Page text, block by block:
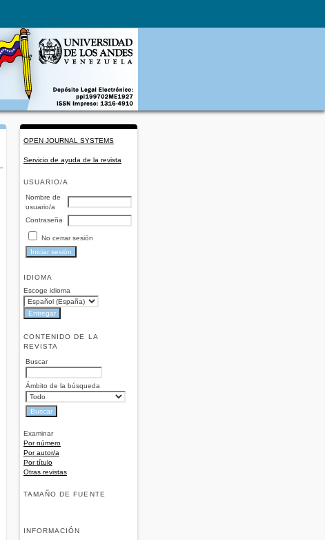
OPEN JOURNAL SYSTEMS
Servicio de ayuda de la revista
USUARIO/A
Nombre de
usuario/a
Contraseña
No cerrar sesión
IDIOMA
Escoge idioma
CONTENIDO DE LA
REVISTA
Buscar
Ámbito de la búsqueda
Examinar
Por número
Por autor/a
Por título
Otras revistas
TAMAÑO DE FUENTE
INFORMACIÓN